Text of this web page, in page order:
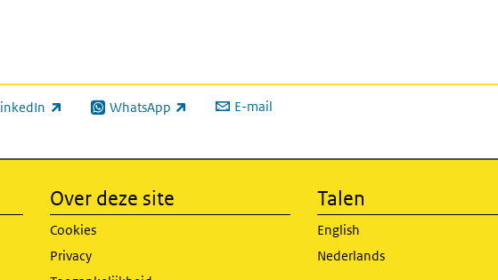
link) WhatsApp
(externe link) E-mail
Over deze site
Cookies
Privacy
Talen
English
Nederlands